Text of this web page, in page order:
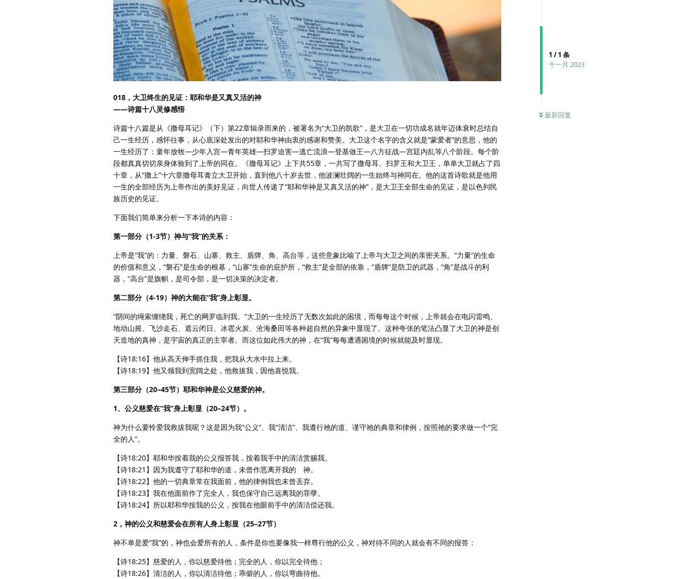
1 /1 条
十一月 2023
最新回复
018，大卫终生的见证：耶和华是又真又活的神
——诗篇十八灵修感悟
诗篇十八篇是从《撒母耳记》（下）第22章辑录而来的，被署名为“大卫的凯歌”，是大卫在一切功成名就年迈体衰时总结自
己一生经历，感怀往事，从心底深处发出的对耶和华神由衷的感谢和赞美。大卫这个名字的含义就是“蒙爱者”的意思，他的
一生经历了：童年放牧—少年入宫—青年英雄—扫罗迫害—逃亡流浪—登基做王—八方征战—宫廷内乱等八个阶段。每个阶
段都真真切切亲身体验到了上帝的同在。《撒母耳记》上下共55章，一共写了撒母耳、扫罗王和大卫王，单单大卫就占了四
十章，从“撒上”十六章撒母耳膏立大卫开始，直到他八十岁去世，他波澜壮阔的一生始终与神同在。他的这首诗歌就是他用
一生的全部经历为上帝作出的美好见证，向世人传递了“耶和华神是又真又活的神”，是大卫王全部生命的见证，是以色列民
族历史的见证。
下面我们简单来分析一下本诗的内容：
第一部分（1-3节）神与“我”的关系：
上帝是“我”的：力量、磐石、山寨、救主、盾牌、角、高台等，这些意象比喻了上帝与大卫之间的亲密关系。“力量”的生命
的价值和意义，“磐石”是生命的根基，“山寨”生命的庇护所，“救主”是全部的依靠，“盾牌”是防卫的武器，“角”是战斗的利
器，“高台”是旗帜，是司令部，是一切决策的决定者。
第二部分（4-19）神的大能在“我”身上彰显。
“阴间的绳索缠绕我，死亡的网罗临到我。”大卫的一生经历了无数次如此的困境，而每每这个时候，上帝就会在电闪雷鸣、
地动山摇、飞沙走石、遮云闭日、冰雹火炭、沧海桑田等各种超自然的异象中显现了。这种夸张的笔法凸显了大卫的神是创
天造地的真神，是宇宙的真正的主宰者。而这位如此伟大的神，在“我”每每遭遇困境的时候就能及时显现。
【诗18:16】他从高天伸手抓住我，把我从大水中拉上来。
【诗18:19】他又领我到宽阔之处，他救拔我，因他喜悦我。
第三部分（20–45节）耶和华神是公义慈爱的神。
1、公义慈爱在“我”身上彰显（20–24节）。
神为什么要怜爱我救拔我呢？这是因为我“公义”、我“清洁”、我遵行祂的道、谨守祂的典章和律例，按照祂的要求做一个“完
全的人”。
【诗18:20】耶和华按着我的公义报答我，按着我手中的清洁赏赐我。
【诗18:21】因为我遵守了耶和华的道，未曾作恶离开我的 神。
【诗18:22】他的一切典章常在我面前，他的律例我也未曾丢弃。
【诗18:23】我在他面前作了完全人，我也保守自己远离我的罪孽。
【诗18:24】所以耶和华按我的公义，按我在他眼前手中的清洁偿还我。
2，神的公义和慈爱会在所有人身上彰显（25–27节）
神不单是爱“我”的，神也会爱所有的人，条件是你也要像我一样尊行他的公义，神对待不同的人就会有不同的报答：
【诗18:25】慈爱的人，你以慈爱待他；完全的人，你以完全待他；
【诗18:26】清洁的人，你以清洁待他；乖僻的人，你以弯曲待他。